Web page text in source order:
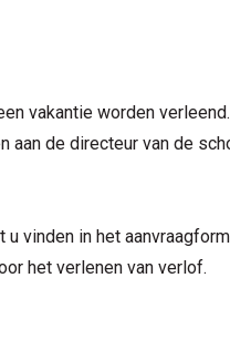
vakantie worden
de directeur van de
vinden in het
het verlenen van verlof.